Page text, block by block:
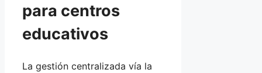
para centros
educativos
La gestión centralizada vía la